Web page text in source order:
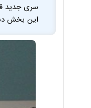
سری جدید
این بخش